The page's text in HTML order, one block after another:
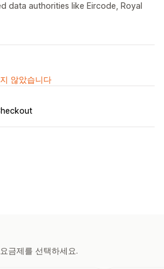
data authorities like Eircode, Royal
않았습니다
금제를 선택하세요.